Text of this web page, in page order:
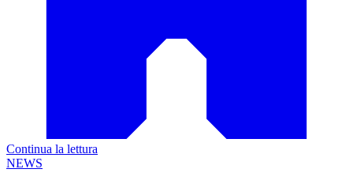
Continua la lettura
NEWS